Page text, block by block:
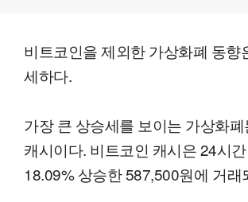
비트코인을 제외한 가상화폐 동향
세하다.
가장 큰 상승세를 보이는 가상화
캐시이다. 비트코인 캐시은 24시
18.09% 상승한 587,500원에 거래